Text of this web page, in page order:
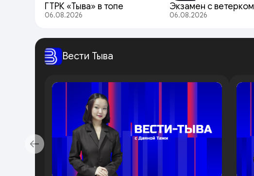
ГТРК «Тыва» в топе
06.08.2026
Экзамен с ветерком
06.08.2026
Вести Тыва